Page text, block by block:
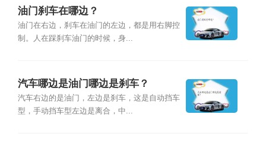
油门刹车在哪边？
油门在右边，刹车在油门的左边，都是用右脚控
制。人在踩刹车油门的时候，身...
汽车哪边是油门哪边是刹车？
汽车右边的是油门，左边是刹车，这是自动挡车
型，手动挡车型左边是离合，中...